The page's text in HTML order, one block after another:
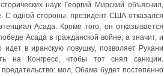
наук Георгий Мирский объяснил,
С одной стороны, президент США отказался
Асада. Кроме того, он отказывается
Асада в гражданской войне, а значит, и
в иранскую ловушку, позволяет Рухани
на Конгресс, чтобы тот снял санкции.
мол, Обама будет постепенно